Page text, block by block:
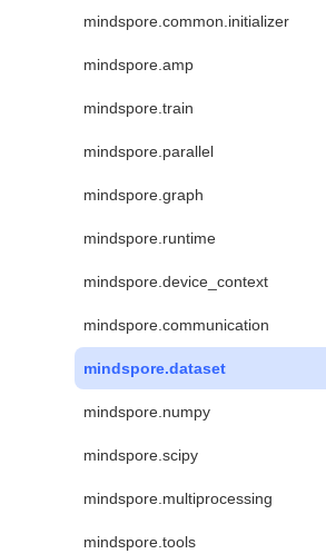
mindspore.common.initializer
mindspore.amp
mindspore.train
mindspore.parallel
mindspore.graph
mindspore.runtime
mindspore.device_context
mindspore.communication
mindspore.dataset
mindspore.numpy
mindspore.scipy
mindspore.multiprocessing
mindspore.tools